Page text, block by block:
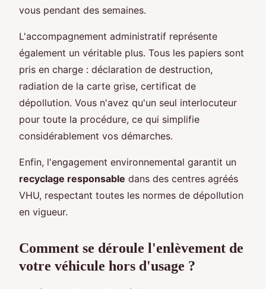
vous pendant des semaines.
L'accompagnement administratif représente
également un véritable plus. Tous les papiers sont
pris en charge : déclaration de destruction,
radiation de la carte grise, certificat de
dépollution. Vous n'avez qu'un seul interlocuteur
pour toute la procédure, ce qui simplifie
considérablement vos démarches.
Enfin, l'engagement environnemental garantit un
recyclage responsable dans des centres agréés
VHU, respectant toutes les normes de dépollution
en vigueur.
Comment se déroule l'enlèvement de
votre véhicule hors d'usage ?